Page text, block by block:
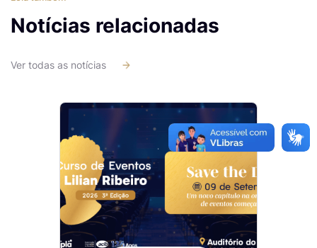
Notícias relacionadas
Ver todas as notícias